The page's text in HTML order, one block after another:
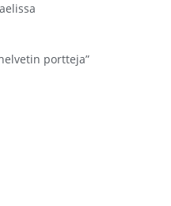
portteja”